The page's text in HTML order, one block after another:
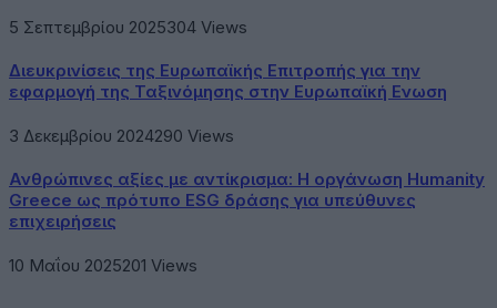
5 Σεπτεμβρίου 2025304 Views
Διευκρινίσεις της Ευρωπαϊκής Επιτροπής για την
εφαρμογή της Ταξινόμησης στην Ευρωπαϊκή Ενωση
3 Δεκεμβρίου 2024290 Views
Ανθρώπινες αξίες με αντίκρισμα: Η οργάνωση Humanity
Greece ως πρότυπο ESG δράσης για υπεύθυνες
επιχειρήσεις
10 Μαΐου 2025201 Views